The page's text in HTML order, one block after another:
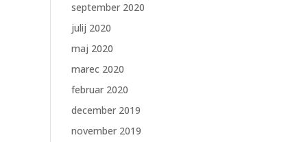
september 2020
julij 2020
maj 2020
marec 2020
februar 2020
december 2019
november 2019